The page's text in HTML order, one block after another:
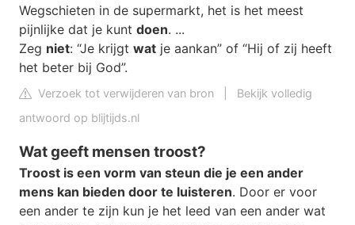
Wegschieten in de supermarkt, het is het meest
pijnlijke dat je kunt doen. ...
Zeg niet: “Je krijgt wat je aankan” of “Hij of zij heeft
het beter bij God”.
Verzoek tot verwijderen van bron
Bekijk volledig
antwoord op blijtijds.nl
Wat geeft mensen troost?
Troost is een vorm van steun die je een ander
mens kan bieden door te luisteren. Door er voor
een ander te zijn kun je het leed van een ander wat